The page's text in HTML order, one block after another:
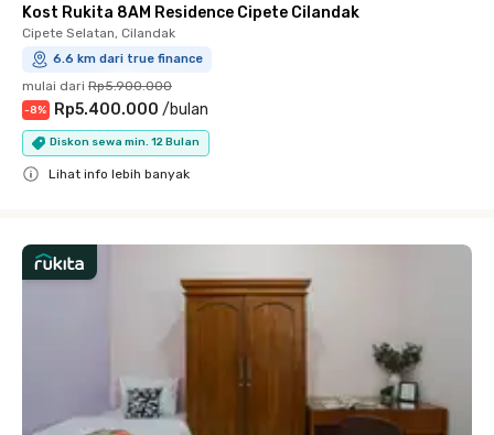
Kost Rukita 8AM Residence Cipete Cilandak
Cipete Selatan, Cilandak
6.6 km dari true finance
mulai dari Rp5.900.000
-8% Rp5.400.000 /bulan
Diskon sewa min. 12 Bulan
Lihat info lebih banyak